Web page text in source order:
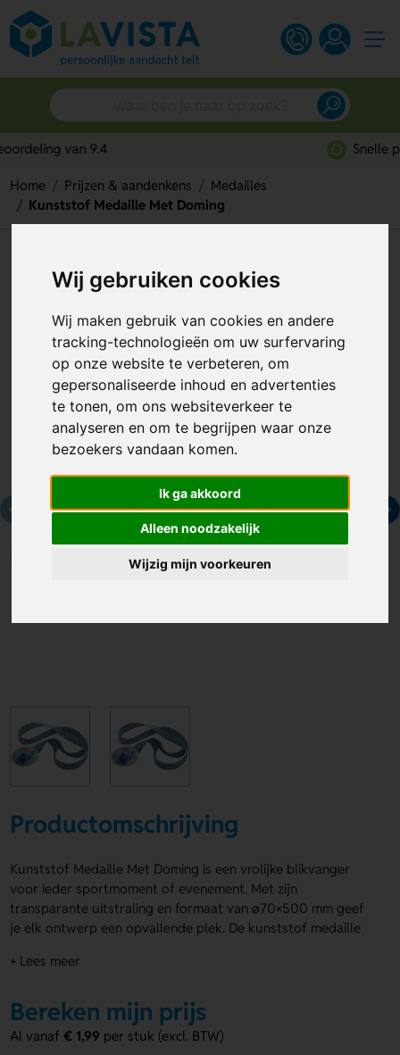
Wij gebruiken cookies
Wij maken gebruik van cookies en andere
tracking-technologieën om uw surfervaring
op onze website te verbeteren, om
gepersonaliseerde inhoud en advertenties
te tonen, om ons websiteverkeer te
analyseren en om te begrijpen waar onze
bezoekers vandaan komen.
Ik ga akkoord
Alleen noodzakelijk
Wijzig mijn voorkeuren
Home Prijzen & aandenkens
Medailles
Kunststof Medaille Met Doming
Kunststof Medaille Met Doming
Artikelnummer:
Productomschrijving
Kunststof Medaille Met Doming is een vrolijke blikvanger
voor ieder sportmoment of evenement. Met zijn
transparante uitstraling en formaat van ø70×500 mm geef
je elk ontwerp een opvallende plek. De kunststof medaille
ontwerp op de Voorkant van medaille, Op product,
polyester halslint is sterk en kan ook bedrukt worden.
Kunststof Medaille Met Doming krijgt door de bollende
dominglaag een luxe finish. Bestel of vraag een prijs op.
+ Lees meer
Bereken mijn prijs
Al vanaf€ 1,99 per stuk (excl. BTW)